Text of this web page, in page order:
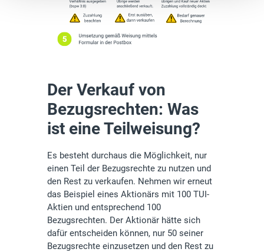
Der Verkauf von
Bezugsrechten: Was
ist eine Teilweisung?
Es besteht durchaus die Möglichkeit, nur
einen Teil der Bezugsrechte zu nutzen und
den Rest zu verkaufen. Nehmen wir erneut
das Beispiel eines Aktionärs mit 100 TUI-
Aktien und entsprechend 100
Bezugsrechten. Der Aktionär hätte sich
dafür entscheiden können, nur 50 seiner
Bezugsrechte einzusetzen und den Rest zu